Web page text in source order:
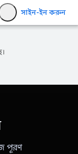
সাইন-ইন করুন
পূরণ